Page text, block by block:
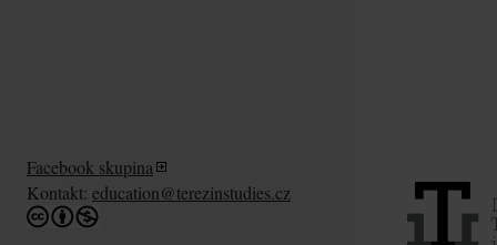
Facebook skupina
Kontakt: education@terezinstudies.cz